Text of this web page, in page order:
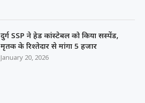
दुर्ग SSP ने हेड कांस्टेबल को किया सस्पेंड,
मृतक के रिश्तेदार से मांगा 5 हजार
January 20, 2026